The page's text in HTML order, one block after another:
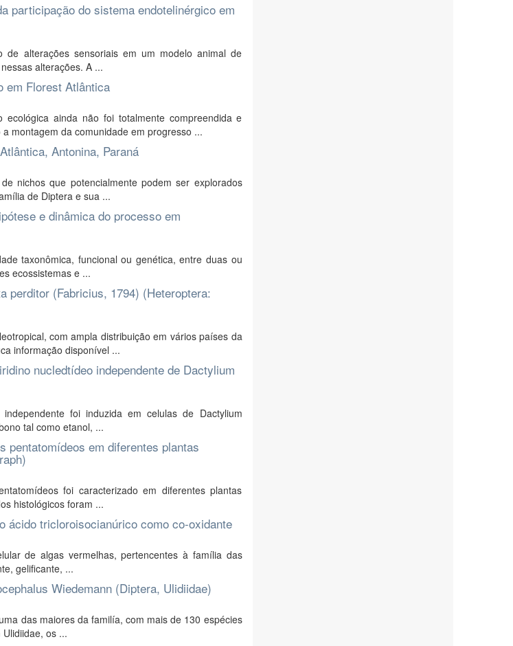
participação do sistema endotelinérgico em
de alterações sensoriais em um modelo animal de
alterações. A ...
em Florest Atlântica
ainda não foi totalmente compreendida e
montagem da comunidade em progresso ...
Antonina, Paraná
nichos que potencialmente podem ser explorados
de Diptera e sua ...
e dinâmica do processo em
taxonômica, funcional ou genética, entre duas ou
ecossistemas e ...
perditor (Fabricius, 1794) (Heteroptera:
com ampla distribuição em vários países da
informação disponível ...
nucledtídeo independente de Dactylium
foi induzida em celulas de Dactylium
tal como etanol, ...
pentatomídeos em diferentes plantas
foi caracterizado em diferentes plantas
histológicos foram ...
ácido tricloroisocianúrico como co-oxidante
de algas vermelhas, pertencentes à família das
gelificante, ...
Wiedemann (Diptera, Ulidiidae)
das maiores da familía, com mais de 130 espécies
os ...